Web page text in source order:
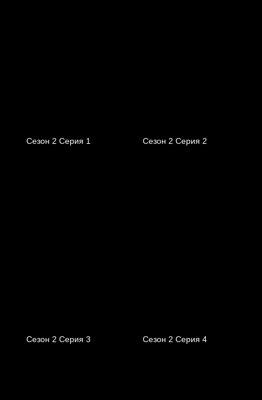
Сезон 2 Серия 1 Сезон 2 Серия 2
Сезон 2 Серия 3 Сезон 2 Серия 4